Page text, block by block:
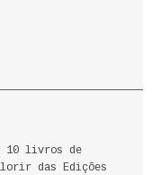
10 livros de
das Edições